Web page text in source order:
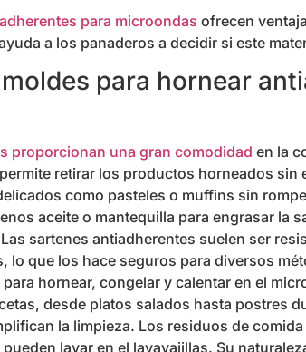
para microondas ofrecen
a los panaderos a decidir si este
para hornear
proporcionan una gran comodidad en la
retirar los productos horneados
como pasteles o muffins sin
aceite o mantequilla para engrasar la
sartenes antiadherentes suelen ser
lo que los hace seguros para diversos
hornear, congelar y calentar en el
desde platos salados hasta postres
la limpieza. Los residuos de
lavar en el lavavajillas. Su